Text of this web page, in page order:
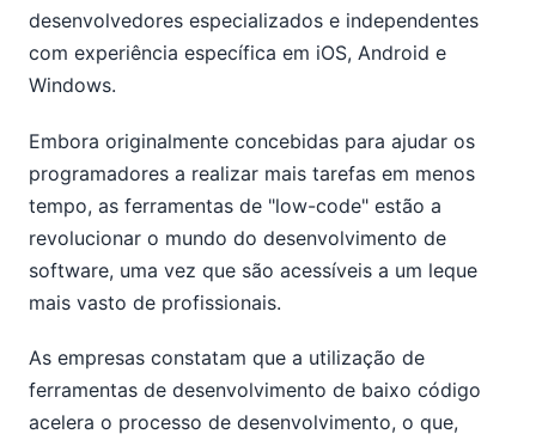
desenvolvedores especializados e independentes
com experiência específica em iOS, Android e
Windows.
Embora originalmente concebidas para ajudar os
programadores a realizar mais tarefas em menos
tempo, as ferramentas de "low-code" estão a
revolucionar o mundo do desenvolvimento de
software, uma vez que são acessíveis a um leque
mais vasto de profissionais.
As empresas constatam que a utilização de
ferramentas de desenvolvimento de baixo código
acelera o processo de desenvolvimento, o que,